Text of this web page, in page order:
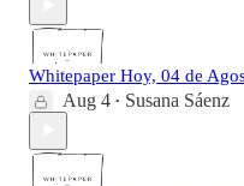
Whitepaper Hoy, 04 de
Aug 4 • Susana Sáenz